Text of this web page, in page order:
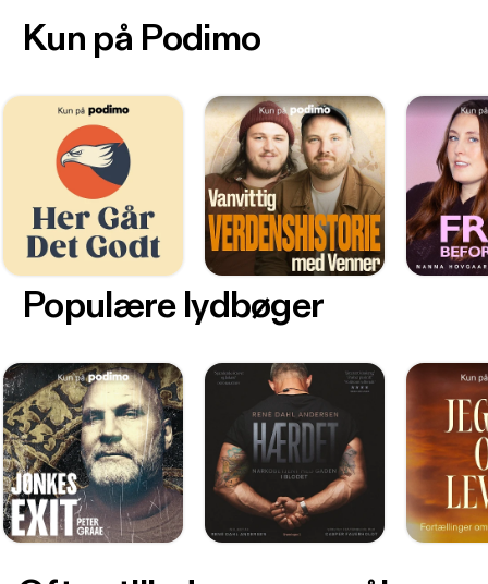
Kun på Podimo
Populære lydbøger